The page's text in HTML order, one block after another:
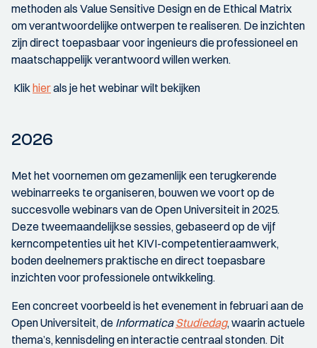
methoden als Value Sensitive Design en de Ethical Matrix
om verantwoordelijke ontwerpen te realiseren. De inzichten
zijn direct toepasbaar voor ingenieurs die professioneel en
maatschappelijk verantwoord willen werken.
Klikhierals je het webinar wilt bekijken
2026
Met het voornemen om gezamenlijk een terugkerende
webinarreeks te organiseren, bouwen we voort op de
succesvolle webinars van de Open Universiteit in 2025.
Deze twee­maandelijkse sessies, gebaseerd op de vijf
kerncompetenties uit het KIVI-competentieraamwerk,
boden deelnemers praktische en direct toepasbare
inzichten voor professionele ontwikkeling.
Een concreet voorbeeld is het evenement in februari aan de
Open Universiteit, de InformaticaStudiedag, waarin actuele
thema’s, kennisdeling en interactie centraal stonden. Dit